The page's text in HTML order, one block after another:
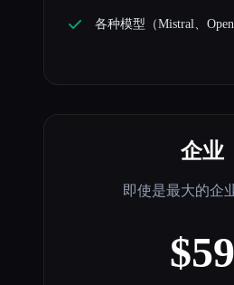
各种模型（Mistral、
企业
即使是最大的企
$59